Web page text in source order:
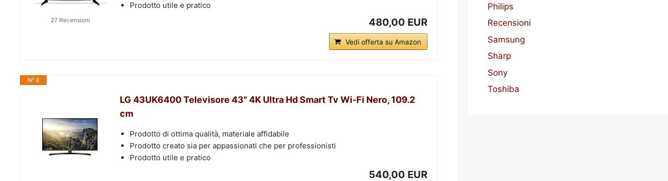
27 Recensioni
Prodotto utile e pratico
480,00 EUR
Vedi offerta su Amazon
N° 8
LG 43UK6400 Televisore 43" 4K Ultra Hd Smart Tv Wi-Fi Nero, 109.2
cm
Prodotto di ottima qualità, materiale affidabile
Prodotto creato sia per appassionati che per professionisti
Prodotto utile e pratico
540,00 EUR
Philips
Recensioni
Samsung
Sharp
Sony
Toshiba